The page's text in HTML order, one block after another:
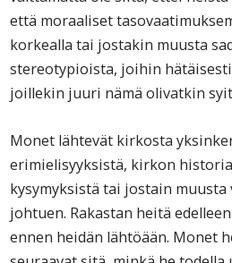
että moraaliset
korkealla tai jostakin muusta
stereotypioista, joihin hätäisesti
joillekin juuri nämä olivatkin
Monet lähtevät kirkosta
erimielisyyksistä, kirkon
kysymyksistä tai jostain muusta
johtuen. Rakastan heitä
ennen heidän lähtöään. Monet